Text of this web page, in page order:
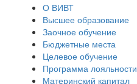
О ВИВТ
Высшее образование
Заочное обучение
Бюджетные места
Целевое обучение
Программа лояльности
Материнский капитал